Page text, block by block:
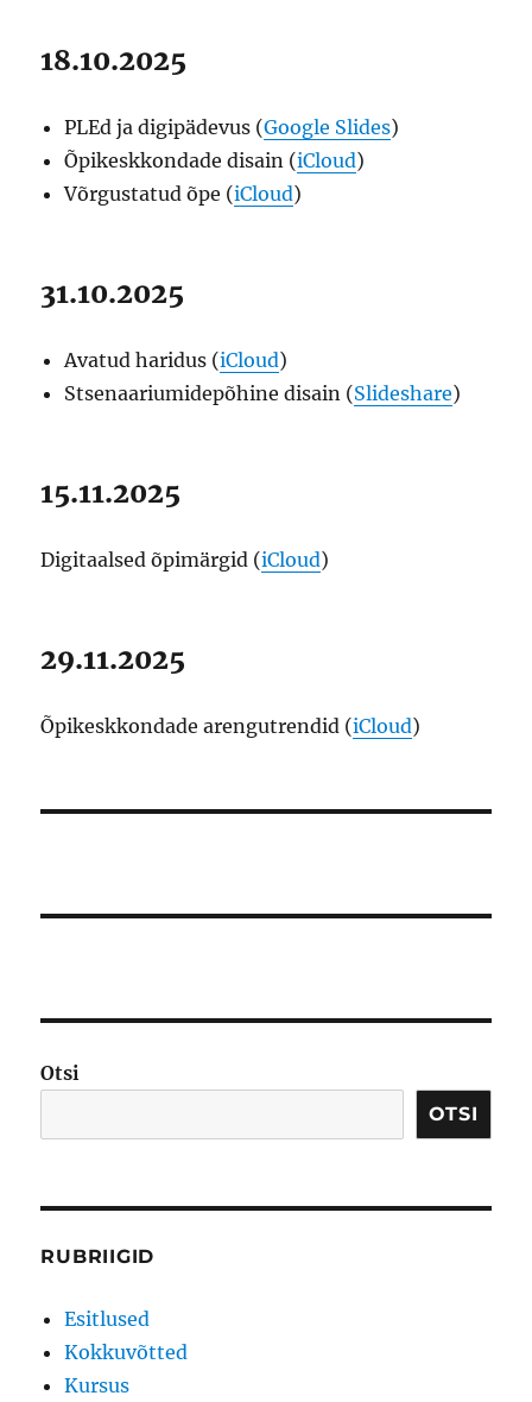
18.10.2025
PLEd ja digipädevus (Google Slides)
Õpikeskkondade disain (iCloud)
Võrgustatud õpe (iCloud)
31.10.2025
Avatud haridus (iCloud)
Stsenaariumidepõhine disain (Slideshare)
15.11.2025
Digitaalsed õpimärgid (iCloud)
29.11.2025
Õpikeskkondade arengutrendid (iCloud)
Otsi
OTSI
RUBRIIGID
Esitlused
Kokkuvõtted
Kursus